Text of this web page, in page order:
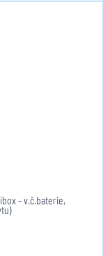
- v.č.baterie,